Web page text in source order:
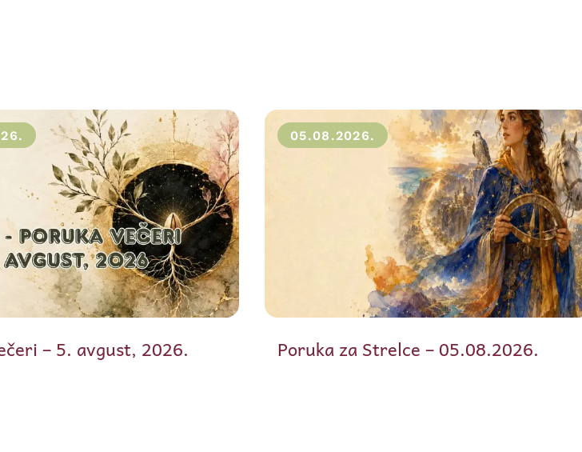
– 5. avgust, 2026.
05.08.2026.
Poruka za Strelce – 05.08.2026.